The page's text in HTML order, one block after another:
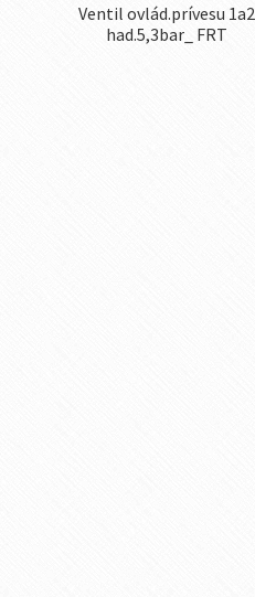
Ventil ovlád.prívesu 1a2
had.5,3bar_ FRT